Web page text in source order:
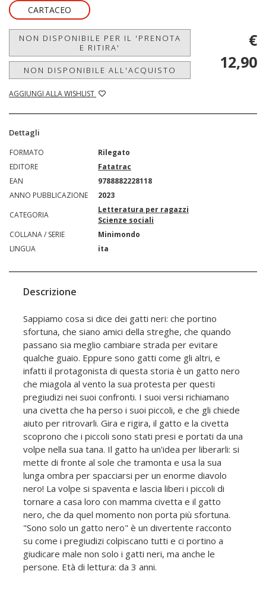
CARTACEO
NON DISPONIBILE PER IL 'PRENOTA
E RITIRA'
NON DISPONIBILE ALL'ACQUISTO
AGGIUNGI ALLA WISHLIST
€
12,90
Dettagli
FORMATO
Rilegato
EDITORE
Fatatrac
EAN
9788882228118
ANNO PUBBLICAZIONE
2023
CATEGORIA
Letteratura per ragazzi
Scienze sociali
COLLANA / SERIE
Minimondo
LINGUA
ita
Descrizione
Sappiamo cosa si dice dei gatti neri: che portino
sfortuna, che siano amici della streghe, che quando
passano sia meglio cambiare strada per evitare
qualche guaio. Eppure sono gatti come gli altri, e
infatti il protagonista di questa storia è un gatto nero
che miagola al vento la sua protesta per questi
pregiudizi nei suoi confronti. I suoi versi richiamano
una civetta che ha perso i suoi piccoli, e che gli chiede
aiuto per ritrovarli. Gira e rigira, il gatto e la civetta
scoprono che i piccoli sono stati presi e portati da una
volpe nella sua tana. Il gatto ha un'idea per liberarli: si
mette di fronte al sole che tramonta e usa la sua
lunga ombra per spacciarsi per un enorme diavolo
nero! La volpe si spaventa e lascia liberi i piccoli di
tornare a casa loro con mamma civetta e il gatto
nero, che da quel momento non porta più sfortuna.
"Sono solo un gatto nero" è un divertente racconto
su come i pregiudizi colpiscano tutti e ci portino a
giudicare male non solo i gatti neri, ma anche le
persone. Età di lettura: da 3 anni.